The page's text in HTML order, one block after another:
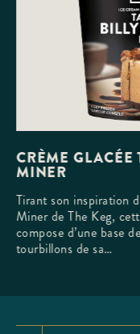
CRÈME GLACÉE
MINER
Tirant son inspiration
Miner de The Keg,
compose d’une base
tourbillons de sa…